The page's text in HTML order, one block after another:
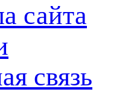
сайта
связь